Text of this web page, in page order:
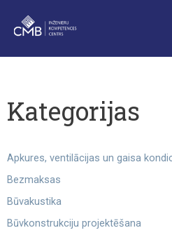
Kategorijas
Apkures, ventilācijas un gaisa
Bezmaksas
Būvakustika
Būvkonstrukciju projektēšana